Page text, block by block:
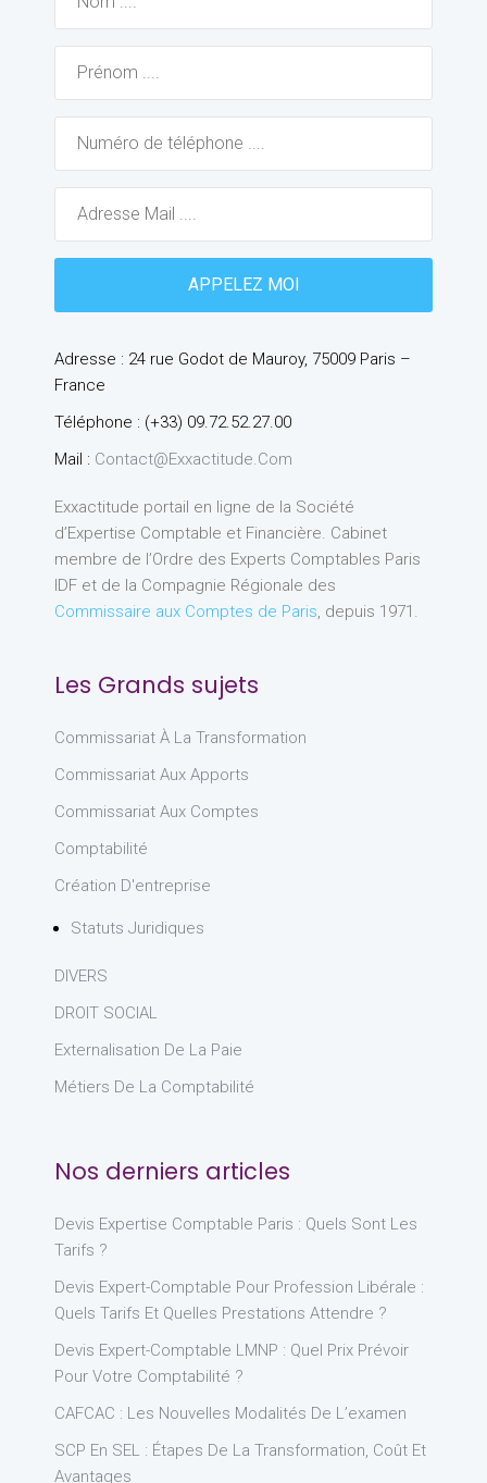
Adresse : 24 rue Godot de Mauroy, 75009 Paris –
France
Téléphone : (+33) 09.72.52.27.00
Mail : Contact@exxactitude.com
Exxactitude portail en ligne de la Société
d’Expertise Comptable et Financière. Cabinet
membre de l’Ordre des Experts Comptables Paris
IDF et de la Compagnie Régionale des
Commissaire aux Comptes de Paris, depuis 1971.
Les Grands sujets
Commissariat À La Transformation
Commissariat Aux Apports
Commissariat Aux Comptes
Comptabilité
Création D'entreprise
Statuts Juridiques
DIVERS
DROIT SOCIAL
Externalisation De La Paie
Métiers De La Comptabilité
Nos derniers articles
Devis Expertise Comptable Paris : Quels Sont Les
Tarifs ?
Devis Expert-Comptable Pour Profession Libérale :
Quels Tarifs Et Quelles Prestations Attendre ?
Devis Expert-Comptable LMNP : Quel Prix Prévoir
Pour Votre Comptabilité ?
CAFCAC : Les Nouvelles Modalités De L’examen
SCP En SEL : Étapes De La Transformation, Coût Et
Avantages